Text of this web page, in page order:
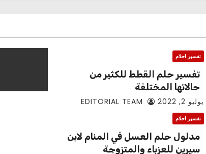
تفسير احلام
تفسير حلم القطط للكثير من
حالاتها المختلفة
يوليو 2, 2022
تفسير احلام
مدلول حلم العسل في المنام لابن
سيرين للعزباء والمتزوجة